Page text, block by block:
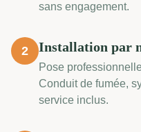
sans engagement.
2 Installation par
Pose
Conduit de fumée,
service inclus.